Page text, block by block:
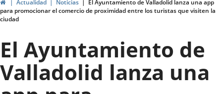
de
Valladolid
InicioActualidad Noticias
El Ayuntamiento de Valladolid lanza una app
para promocionar el comercio de proximidad entre los turistas que visiten la
ciudad
El Ayuntamiento de
Valladolid lanza una